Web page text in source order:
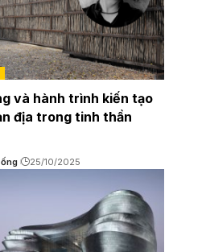
và hành trình kiến tạo
địa trong tinh thần
25/10/2025